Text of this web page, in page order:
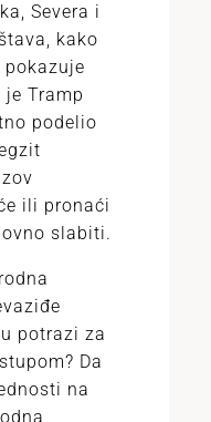
Severa i
kako
pokazuje
Tramp
podelio
ili pronaći
slabiti.
potrazi za
Da
na